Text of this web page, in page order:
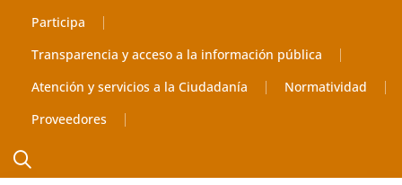
Participa
Transparencia y acceso a la información pública
Atención y servicios a la Ciudadanía
Normatividad
Proveedores